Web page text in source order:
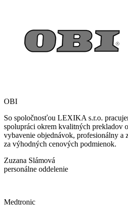
OBI
So spoločnosťou LEXIKA s.r.o.
spolupráci okrem kvalitných prekladov
vybavenie objednávok, profesionálny a
za výhodných cenových podmienok.
Zuzana Slámová
personálne oddelenie
Medtronic